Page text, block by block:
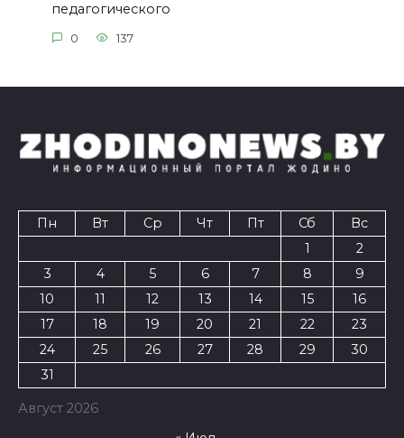
педагогического
0 137
Август 2026
Пн Вт Ср Чт Пт Сб
Вс
1
2
3
4 5 6 7 8
9
10
11 12 13 14 15
16
17
18 19 20 21 22
23
24
25 26 27 28 29
30
31